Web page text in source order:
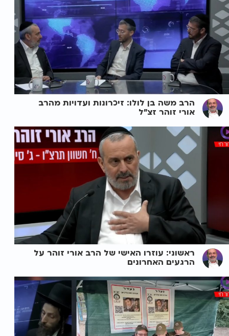
הרב משה בן לולו: זיכרונות ועדויות מהרב
אורי זוהר זצ"ל
ראשוני: עוזרו האישי של הרב אורי זוהר על
הרגעים האחרונים